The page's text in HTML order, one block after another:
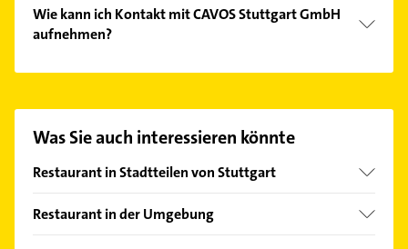
gemütliche Atmosphäre, Große Auswahl an Speisen
und Getränken, Frische kulinarische Ideen und
Wie kann ich Kontakt mit CAVOS Stuttgart GmbH
aufnehmen?
finden Sie alleKontaktdaten.
Was Sie auch interessieren könnte
Restaurant in Stadtteilen von Stuttgart
Bad Cannstatt
Restaurant in der Umgebung